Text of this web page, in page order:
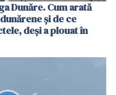
Dunăre. Cum arată
și de ce
deși a plouat în